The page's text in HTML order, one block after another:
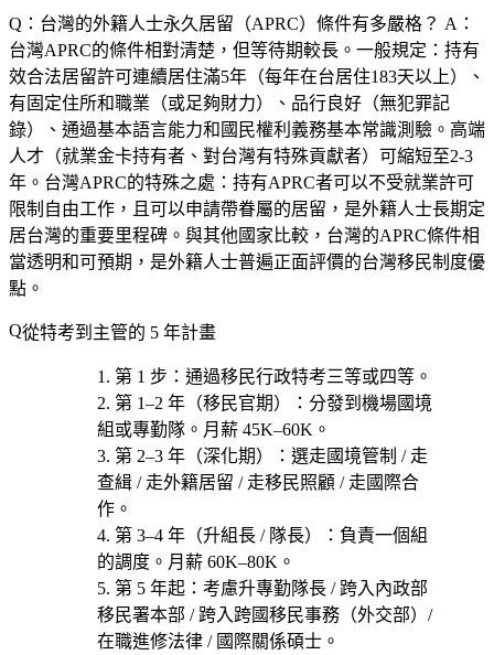
Q：台灣的外籍人士永久居留（APRC）條件有多嚴格？ A：
台灣APRC的條件相對清楚，但等待期較長。一般規定：持有
效合法居留許可連續居住滿5年（每年在台居住183天以上）、
有固定住所和職業（或足夠財力）、品行良好（無犯罪記
錄）、通過基本語言能力和國民權利義務基本常識測驗。高端
人才（就業金卡持有者、對台灣有特殊貢獻者）可縮短至2-3
年。台灣APRC的特殊之處：持有APRC者可以不受就業許可
限制自由工作，且可以申請帶眷屬的居留，是外籍人士長期定
居台灣的重要里程碑。與其他國家比較，台灣的APRC條件相
當透明和可預期，是外籍人士普遍正面評價的台灣移民制度優
點。
從特考到主管的 5 年計畫
第 1 步 ：通過移民行政特考三等或四等 。
第 1–2 年（移民官期）
：分發到機場國境
組或專勤隊。月薪 45K–60K。
第 2–3 年（深化期）
：選走國境管制 / 走
查緝 / 走外籍居留 / 走移民照顧 / 走國際合
作 。
第 3–4 年（升組長 / 隊長）
：負責一個組
的調度。月薪 60K–80K。
第 5 年起 ：考慮升專勤隊長 / 跨入內政部
移民署本部 / 跨入跨國移民事務（外交部）/
在職進修法律 / 國際關係碩士 。